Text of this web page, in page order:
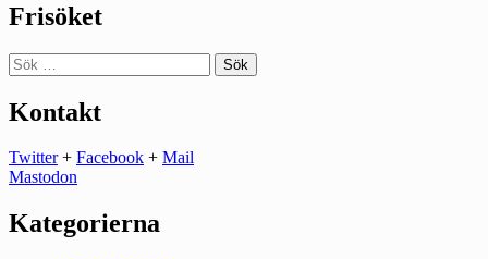
Frisöket
Sök
efter:
Kontakt
Twitter+ Facebook + Mail
Mastodon
Kategorierna